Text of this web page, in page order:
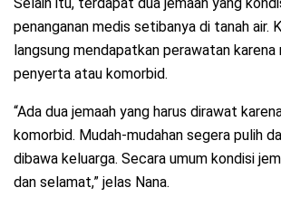
penanganan medis setibanya di tanah air.
langsung mendapatkan perawatan
penyerta atau komorbid.
“Ada dua jemaah yang harus dirawat
komorbid. Mudah-mudahan segera pulih
dibawa keluarga. Secara umum kondisi
dan selamat,” jelas Nana.